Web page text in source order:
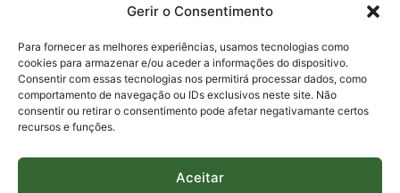
Gerir o Consentimento
Para fornecer as melhores experiências, usamos tecnologias como
cookies para armazenar e/ou aceder a informações do dispositivo.
Consentir com essas tecnologias nos permitirá processar dados, como
comportamento de navegação ou IDs exclusivos neste site. Não
consentir ou retirar o consentimento pode afetar negativamante certos
recursos e funções.
Aceitar
Para assuntos relacionados à Pesquisa
pesquisa@fapesc.sc.gov.br
Para assuntos relacionados à Inovação
inovacao@fapesc.sc.gov.br
Para assuntos relacionados à Bolsas
bolsas@fapesc.sc.gov.br
Para assuntos relacionados à Prestação de Contas
Para assuntos relacionados à Plataforma
plataforma@fapesc.sc.gov.br